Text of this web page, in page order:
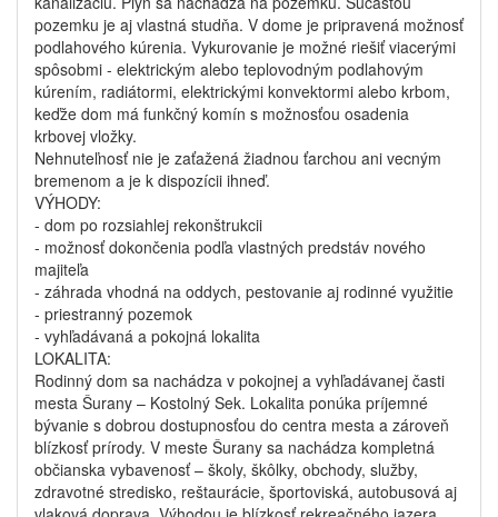
pozemku je aj vlastná studňa. V dome je pripravená možnosť
podlahového kúrenia. Vykurovanie je možné riešiť viacerými
spôsobmi - elektrickým alebo teplovodným podlahovým
kúrením, radiátormi, elektrickými konvektormi alebo krbom,
keďže dom má funkčný komín s možnosťou osadenia
krbovej vložky.
Nehnuteľnosť nie je zaťažená žiadnou ťarchou ani vecným
bremenom a je k dispozícii ihneď.
VÝHODY:
- dom po rozsiahlej rekonštrukcii
- možnosť dokončenia podľa vlastných predstáv nového
majiteľa
- záhrada vhodná na oddych, pestovanie aj rodinné využitie
- priestranný pozemok
- vyhľadávaná a pokojná lokalita
LOKALITA:
Rodinný dom sa nachádza v pokojnej a vyhľadávanej časti
mesta Šurany – Kostolný Sek. Lokalita ponúka príjemné
bývanie s dobrou dostupnosťou do centra mesta a zároveň
blízkosť prírody. V meste Šurany sa nachádza kompletná
občianska vybavenosť – školy, škôlky, obchody, služby,
zdravotné stredisko, reštaurácie, športoviská, autobusová aj